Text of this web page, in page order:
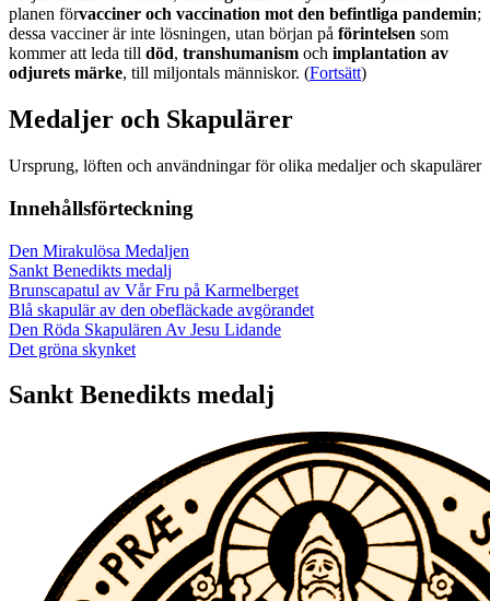
planen förvacciner och vaccination mot den befintliga pandemin;
dessa vacciner är inte lösningen, utan början på förintelsen som
kommer att leda till död, transhumanism och implantation av
odjurets märke, till miljontals människor. (Fortsätt)
Medaljer och Skapulärer
Ursprung, löften och användningar för olika medaljer och skapulärer
Innehållsförteckning
Den Mirakulösa Medaljen
Sankt Benedikts medalj
Brunscapatul av Vår Fru på Karmelberget
Blå skapulär av den obefläckade avgörandet
Den Röda Skapulären Av Jesu Lidande
Det gröna skynket
Sankt Benedikts medalj